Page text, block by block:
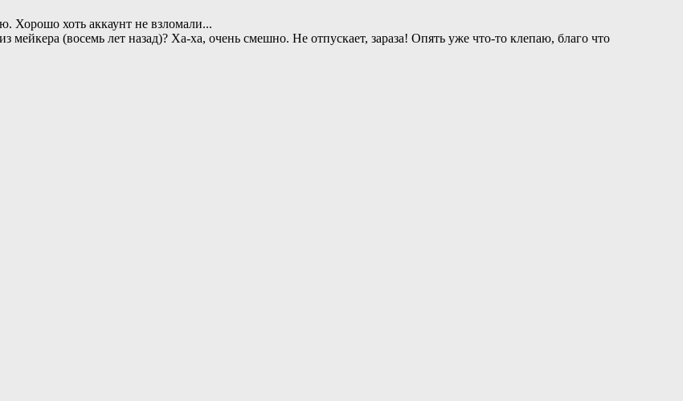
Хорошо хоть аккаунт не взломали...
мейкера (восемь лет назад)? Ха-ха, очень смешно. Не отпускает, зараза! Опять уже что-то клепаю, благо что